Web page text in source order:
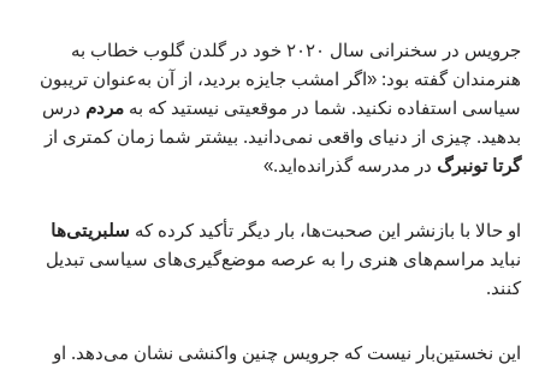
جرویس در سخنرانی سال ۲۰۲۰ خود در گلدن گلوب خطاب به
هنرمندان گفته بود: «اگر امشب جایزه بردید، از آن به‌عنوان تریبون
سیاسی استفاده نکنید. شما در موقعیتی نیستید که به مردم درس
بدهید. چیزی از دنیای واقعی نمی‌دانید. بیشتر شما زمان کمتری از
گرتا تونبرگ در مدرسه گذرانده‌اید.»
او حالا با بازنشر این صحبت‌ها، بار دیگر تأکید کرده که سلبریتی‌ها
نباید مراسم‌های هنری را به عرصه موضع‌گیری‌های سیاسی تبدیل
کنند.
این نخستین‌بار نیست که جرویس چنین واکنشی نشان می‌دهد. او